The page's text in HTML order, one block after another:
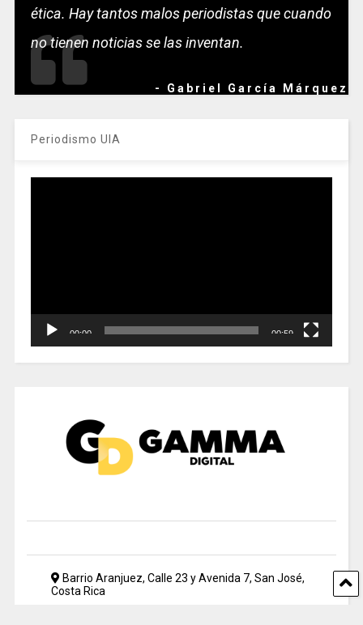
ética. Hay tantos malos periodistas que cuando
no tienen noticias se las inventan.
- Gabriel García Márquez
Periodismo UIA
00:00 00:59
Barrio Aranjuez, Calle 23 y Avenida 7, San José,
Costa Rica